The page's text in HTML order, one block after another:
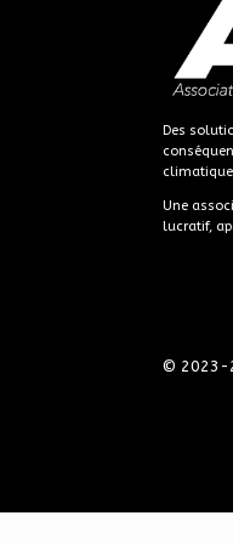
Des
Une
lucratif,
© 2023-